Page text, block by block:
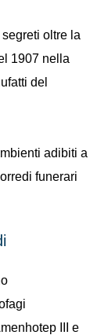
oltre la
1907 nella
del
adibiti a
funerari
III e